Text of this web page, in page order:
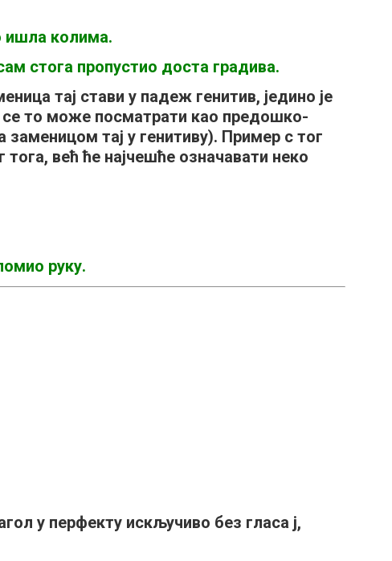
ишла колима.
стога пропустио доста градива.
тај стави у падеж генитив, једино је
се то може посматрати као предошко-
заменицом тај у генитиву). Пример с тог
тога, већ ће најчешће означавати неко
руку.
у перфекту искључиво без гласа ј,